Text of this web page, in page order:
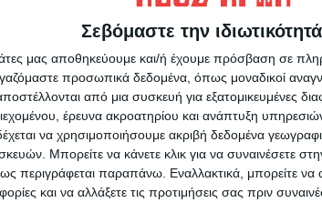
Σεβόμαστε την
μας αποθηκεύουμε και/ή έχουμε πρόσβαση σε
προσωπικά δεδομένα, όπως μοναδικοί
από μια συσκευή για εξατομικευμένες
έρευνα ακροατηρίου και ανάπτυξη
να χρησιμοποιήσουμε ακριβή δεδομένα
Μπορείτε να κάνετε κλικ για να συναινέσετε
περιγράφεται παραπάνω. Εναλλακτικά, μπορείτε
και να αλλάξετε τις προτιμήσεις σας πριν
ΝΕΟΣ ΑΓΩΝ στο Google News!
της Καρδίτσας και ευρύτερα της Θεσσαλίας